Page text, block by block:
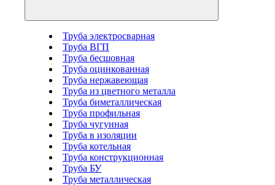
Труба электросварная
Труба ВГП
Труба бесшовная
Труба оцинкованная
Труба нержавеющая
Труба из цветного металла
Труба биметаллическая
Труба профильная
Труба чугунная
Труба в изоляции
Труба котельная
Труба конструкционная
Труба БУ
Труба металлическая